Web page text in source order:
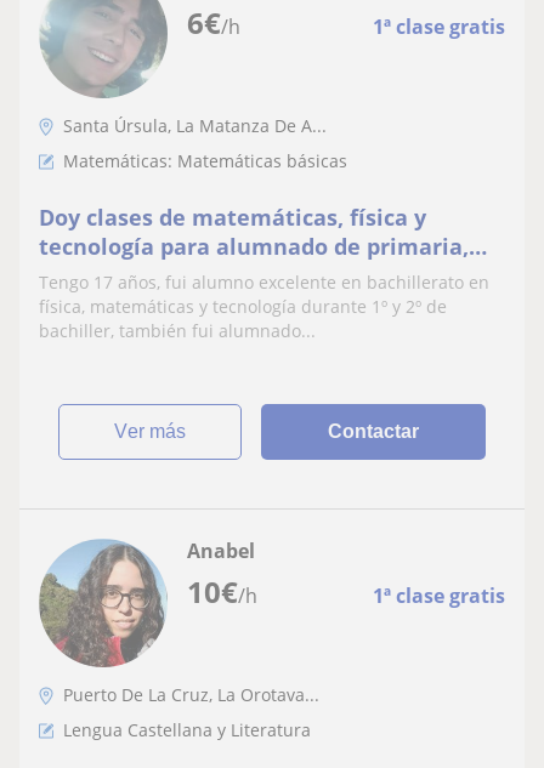
6€/h 1ª clase gratis
Santa Úrsula, La Matanza De A...
Matemáticas: Matemáticas básicas
Doy clases de matemáticas, física y
tecnología para alumnado de primaria,
secundaria y bachiller
Tengo 17 años, fui alumno excelente en bachillerato en
física, matemáticas y tecnología durante 1º y 2º de
bachiller, también fui alumnado...
ver más Contactar
10€/h 1ª clase gratis
Anabel
Puerto De La Cruz, La Orotava...
Lengua Castellana y Literatura